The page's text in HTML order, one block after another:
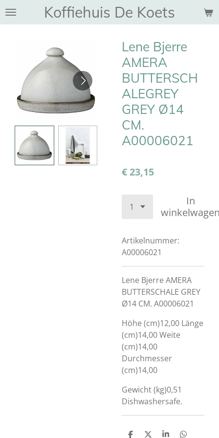
Ga
hoofdinhoud
Koffiehuis De Koets
Lene Bjerre
AMERA
BUTTERSCH
ALEGREY
GREY Ø14
CM.
A00006021
€ 23,15
In
Artikelnummer:
A00006021
Lene Bjerre AMERA
BUTTERSCHALE GREY
Ø14 CM. A00006021
Höhe (cm)12,00 Länge
(cm)14,00 Weite
(cm)14,00
Durchmesser
(cm)14,00
Gewicht (kg)0,51
Dishwashersafe.